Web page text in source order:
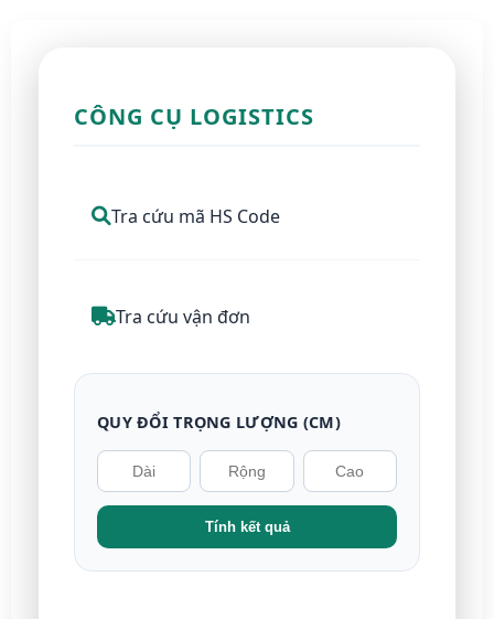
CÔNG CỤ LOGISTICS
Tra cứu mã HS Code
Tra cứu vận đơn
QUY ĐỔI TRỌNG LƯỢNG (CM)
Tính kết quả